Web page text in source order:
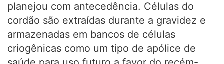
planejou com antecedência. Células do
cordão são extraídas durante a gravidez e
armazenadas em bancos de células
criogênicas como um tipo de apólice de